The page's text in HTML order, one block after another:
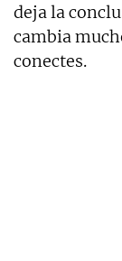
deja la
cambia
conectes.